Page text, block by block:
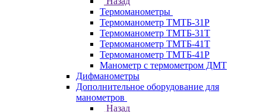
Термоманометры
Термоманометр ТМТБ-31Р
Термоманометр ТМТБ-31Т
Термоманометр ТМТБ-41Т
Термоманометр ТМТБ-41Р
Манометр с термометром ДМТ
Дифманометры
Дополнительное оборудование для
манометров
Назад